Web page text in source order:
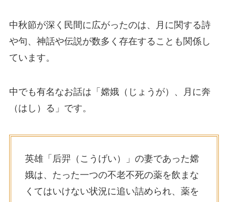
中秋節が深く民間に広がったのは、月に関する詩
や句、神話や伝説が数多く存在することも関係し
ています。
中でも有名なお話は「嫦娥（じょうが）、月に奔
（はし）る」です。
英雄「后羿（こうげい）」の妻であった嫦
娥は、たった一つの不老不死の薬を飲まな
くてはいけない状況に追い詰められ、薬を